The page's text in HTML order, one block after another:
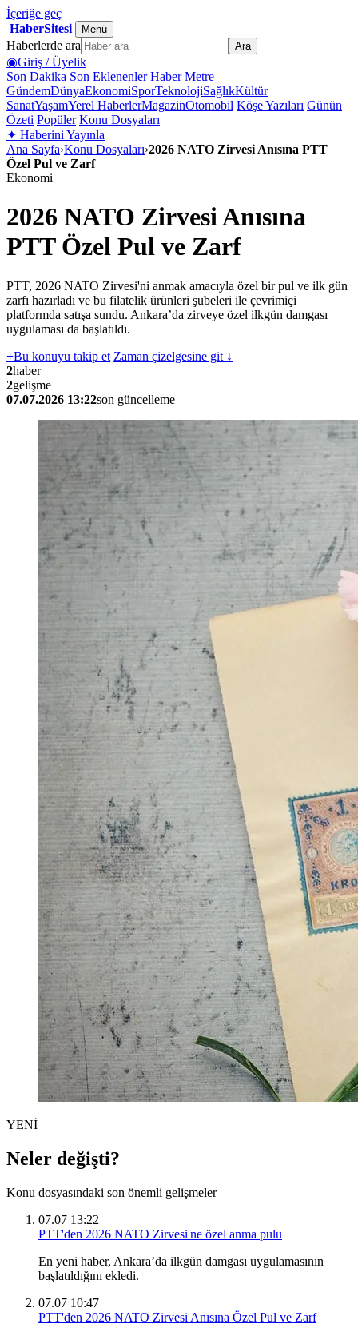
İçeriğe geç
HaberSitesi
Menü
Haberlerde ara Ara
◉Giriş / Üyelik
Son Dakika Son Eklenenler Haber Metre
GündemDünyaEkonomiSporTeknolojiSağlıkKültür
SanatYaşamYerel HaberlerMagazinOtomobil Köşe Yazıları Günün
Özeti Popüler Konu Dosyaları
✦ Haberini Yayınla
Ana Sayfa›Konu Dosyaları›2026 NATO Zirvesi Anısına PTT
Özel Pul ve Zarf
Ekonomi
2026 NATO Zirvesi Anısına
PTT Özel Pul ve Zarf
PTT, 2026 NATO Zirvesi'ni anmak amacıyla özel bir pul ve ilk gün
zarfı hazırladı ve bu filatelik ürünleri şubeleri ile çevrimiçi
platformda satışa sundu. Ankara’da zirveye özel ilkgün damgası
uygulaması da başlatıldı.
+Bu konuyu takip et Zaman çizelgesine git ↓
2haber
2gelişme
07.07.2026 13:22son güncelleme
YENİ
Neler değişti?
Konu dosyasındaki son önemli gelişmeler
07.07 13:22
PTT'den 2026 NATO Zirvesi'ne özel anma pulu
En yeni haber, Ankara’da ilkgün damgası uygulamasının
başlatıldığını ekledi.
07.07 10:47
PTT'den 2026 NATO Zirvesi Anısına Özel Pul ve Zarf